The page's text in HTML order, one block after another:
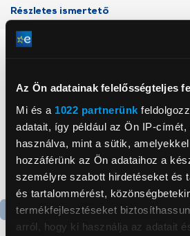
Az Ön adatainak felelősségteljes
Mi és a 1022 partnerünk
adatait, így például az Ön IP-címét,
használva, mint a sütik,
hozzáférünk az Ön adataihoz a
személyre szabott hirdetéseket és
és tartalommérést,
termékfejlesztéseket
arról, hogy ki használja az adatait
Részletes ismertető
Termék adatlap